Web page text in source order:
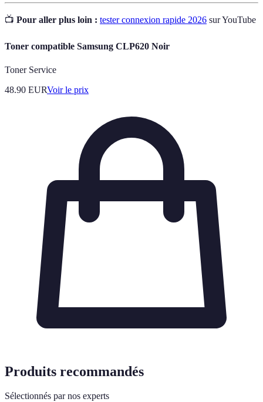
📺 Pour aller plus loin : tester connexion rapide 2026 sur YouTube
Toner compatible Samsung CLP620 Noir
Toner Service
48.90 EURVoir le prix
Produits recommandés
Sélectionnés par nos experts